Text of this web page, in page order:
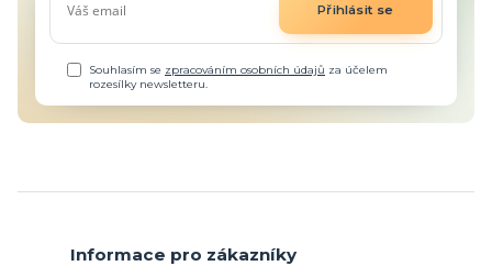
Přihlásit se
Souhlasím se zpracováním osobních údajů za účelem
rozesílky newsletteru.
Informace pro zákazníky